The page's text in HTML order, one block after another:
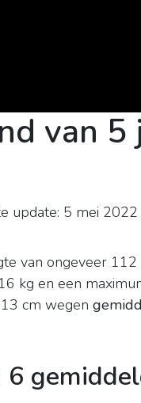
van 5
update: 5 mei 2022
van ongeveer
kg en een
cm wegen